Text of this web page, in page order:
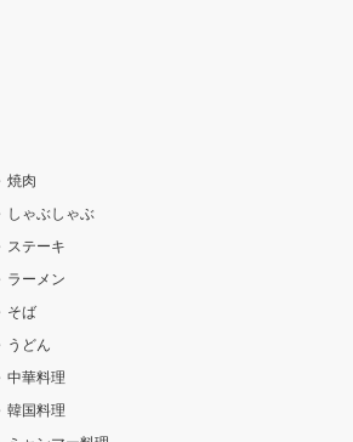
焼肉
しゃぶしゃぶ
ステーキ
ラーメン
そば
うどん
中華料理
韓国料理